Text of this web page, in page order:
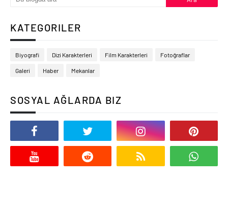
KATEGORILER
Biyografi Dizi Karakterleri Film Karakterleri Fotoğraflar
Galeri Haber Mekanlar
SOSYAL AĞLARDA BIZ